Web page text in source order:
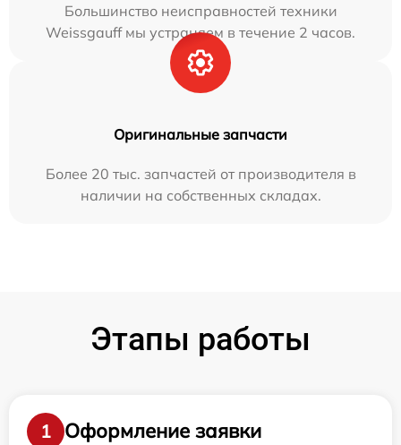
Большинство неисправностей техники
Weissgauff мы устраняем в течение 2 часов.
Оригинальные запчасти
Более 20 тыс. запчастей от производителя в
наличии на собственных складах.
Этапы работы
1
Оформление заявки